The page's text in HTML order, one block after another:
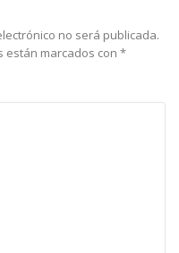
no será publicada.
están marcados con *